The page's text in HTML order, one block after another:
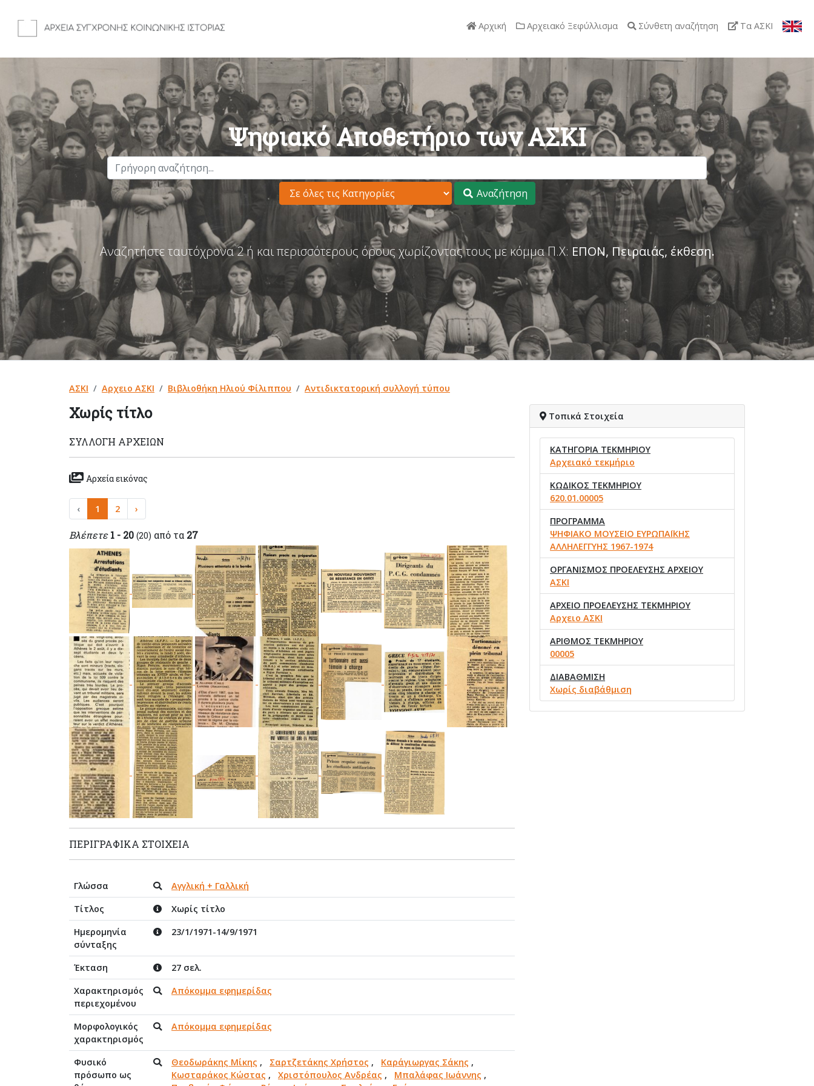
Αρχική Αρχειακό Ξεφύλλισμα Σύνθετη αναζήτηση Τα ΑΣΚΙ
Ψηφιακό Αποθετήριο των ΑΣΚΙ
Αναζήτηση
Αναζητήστε ταυτόχρονα 2 ή και περισσότερους όρους χωρίζοντας τους με κόμμα Π.Χ: ΕΠΟΝ, Πειραιάς, έκθεση.
ΑΣΚΙ Αρχειο ΑΣΚΙ Βιβλιοθήκη Ηλιού Φίλιππου Αντιδικτατορική συλλογή τύπου
Χωρίς τίτλο
ΣΥΛΛΟΓΉ ΑΡΧΕΊΩΝ
Αρχεία εικόνας
‹ 1 2 ›
Βλέπετε 1 - 20 (20) από τα 27
ΠΕΡΙΓΡΑΦΙΚΆ ΣΤΟΙΧΕΊΑ
Γλώσσα
Αγγλική + Γαλλική
Τίτλος
Χωρίς τίτλο
Ημερομηνία
σύνταξης
23/1/1971-14/9/1971
Έκταση
27 σελ.
Χαρακτηρισμός
περιεχομένου
Απόκομμα εφημερίδας
Μορφολογικός
χαρακτηρισμός
Απόκομμα εφημερίδας
Φυσικό
πρόσωπο ως
Θεοδωράκης Μίκης , Σαρτζετάκης Χρήστος , Καράγιωργας Σάκης ,
Κωσταράκος Κώστας , Χριστόπουλος Ανδρέας , Μπαλάφας Ιωάννης ,
Τοπικά Στοιχεία
ΚΑΤΗΓΟΡΙΑ ΤΕΚΜΗΡΙΟΥ
Αρχειακό τεκμήριο
ΚΩΔΙΚΟΣ ΤΕΚΜΗΡΙΟΥ
620.01.00005
ΠΡΟΓΡΑΜΜΑ
ΨΗΦΙΑΚΟ ΜΟΥΣΕΙΟ ΕΥΡΩΠΑΪΚΗΣ
ΑΛΛΗΛΕΓΓΥΗΣ 1967-1974
ΟΡΓΑΝΙΣΜΟΣ ΠΡΟΕΛΕΥΣΗΣ ΑΡΧΕΙΟΥ
ΑΣΚΙ
ΑΡΧΕΙΟ ΠΡΟΕΛΕΥΣΗΣ ΤΕΚΜΗΡΙΟΥ
Αρχειο ΑΣΚΙ
ΑΡΙΘΜΟΣ ΤΕΚΜΗΡΙΟΥ
00005
ΔΙΑΒΑΘΜΙΣΗ
Χωρίς διαβάθμιση